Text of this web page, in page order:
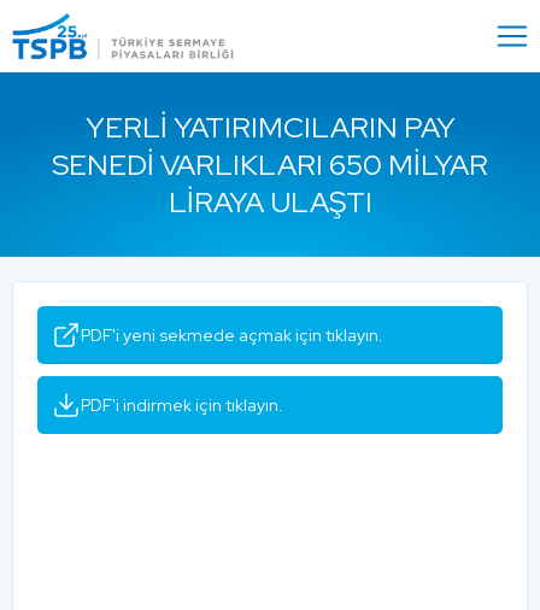
Close
YERLI YATIRIMCILARIN PAY
SENEDI VARLIKLARI 650 MILYAR
LIRAYA ULAŞTI
PDF'i yeni sekmede açmak için tıklayın.
PDF'i indirmek için tıklayın.